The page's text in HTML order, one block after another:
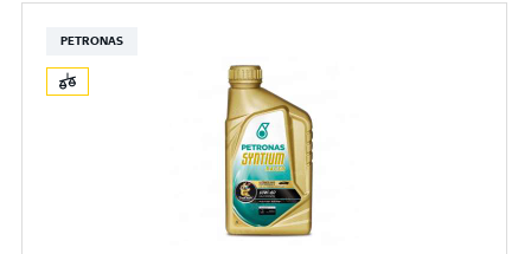
PETRONAS